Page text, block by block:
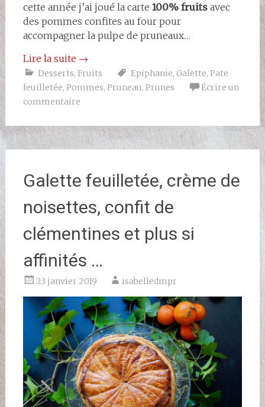
cette année j’ai joué la carte 100% fruitsavec
des pommes confites au four pour
accompagner la pulpe de pruneaux…
Lire la suite →
Desserts, Fruits Epiphanie, Galette, Pate
feuilletée, Pommes, Pruneau, Prunes
Écrire un
commentaire
Galette feuilletée, crème de
noisettes, confit de
clémentines et plus si
affinités …
23 janvier 2019 isabelledmpr